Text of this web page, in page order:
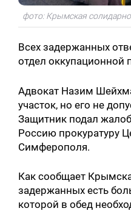
фото: Крымская
Всех задержанных
отдел
Адвокат Назим
участок, но его не
Защитник подал
Россию прокуратуру
Симферополя.
Как сообщает
задержанных есть
которой в обед